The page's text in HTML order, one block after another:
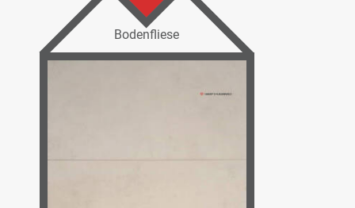
Bodenfliese